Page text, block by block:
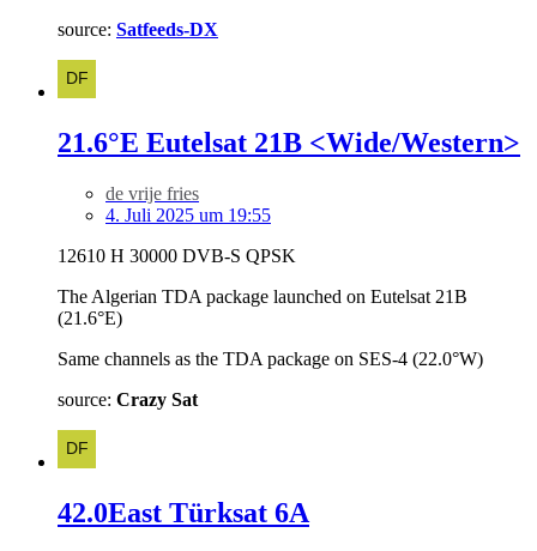
source: Satfeeds-DX
21.6°E Eutelsat 21B <Wide/Western>
de vrije fries
4. Juli 2025 um 19:55
12610 H 30000 DVB-S QPSK
The Algerian TDA package launched on Eutelsat 21B
(21.6°E)
Same channels as the TDA package on SES-4 (22.0°W)
source: Crazy Sat
42.0East Türksat 6A